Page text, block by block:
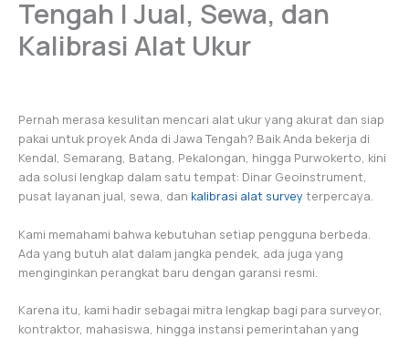
Tengah | Jual, Sewa, dan
Kalibrasi Alat Ukur
Pernah merasa kesulitan mencari alat ukur yang akurat dan siap
pakai untuk proyek Anda di Jawa Tengah? Baik Anda bekerja di
Kendal, Semarang, Batang, Pekalongan, hingga Purwokerto, kini
ada solusi lengkap dalam satu tempat: Dinar Geoinstrument,
pusat layanan jual, sewa, dan kalibrasi alat surveyterpercaya.
Kami memahami bahwa kebutuhan setiap pengguna berbeda.
Ada yang butuh alat dalam jangka pendek, ada juga yang
menginginkan perangkat baru dengan garansi resmi.
Karena itu, kami hadir sebagai mitra lengkap bagi para surveyor,
kontraktor, mahasiswa, hingga instansi pemerintahan yang